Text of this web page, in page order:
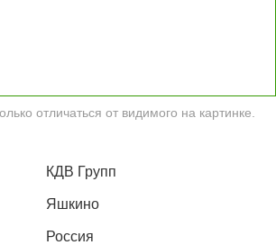
отличаться от видимого на картинке.
КДВ Групп
Яшкино
Россия